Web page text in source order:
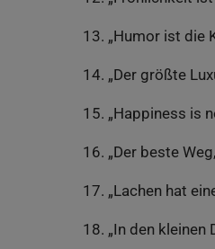
„Humor ist die
„Der größte
„Happiness is
„Der beste
„Lachen hat
„In den kleinen